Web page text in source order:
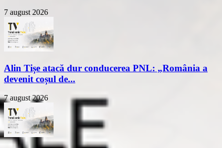
7 august 2026
Alin Tișe atacă dur conducerea PNL: „România a
devenit coșul de...
7 august 2026